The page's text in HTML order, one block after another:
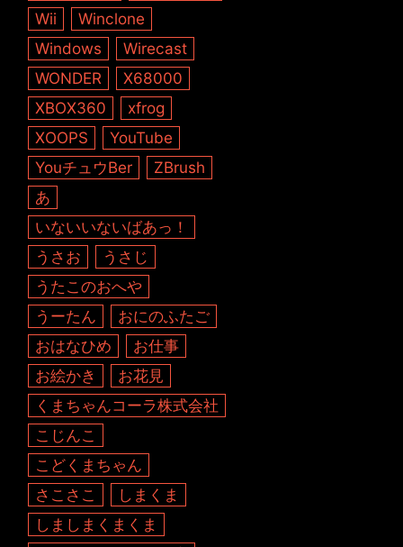
Wii
Winclone
Windows
Wirecast
WONDER
X68000
XBOX360
xfrog
XOOPS
YouTube
YouチュウBer
ZBrush
あ
いないいないばあっ！
うさお
うさじ
うたこのおへや
うーたん
おにのふたご
おはなひめ
お仕事
お絵かき
お花見
くまちゃんコーラ株式会社
こじんこ
こどくまちゃん
さこさこ
しまくま
しましまくまくま